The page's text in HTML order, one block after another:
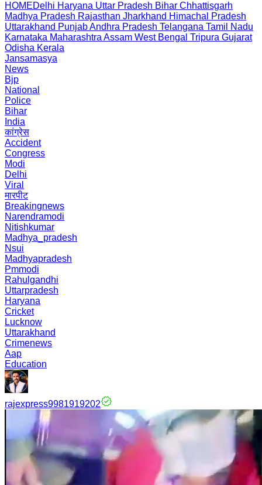
HOMEDelhi Haryana Uttar Pradesh Bihar Chhattisgarh
Madhya Pradesh Rajasthan Jharkhand Himachal Pradesh
Uttarakhand PunjabAndhra Pradesh Telangana Tamil Nadu
Karnataka Maharashtra Assam West Bengal Tripura Gujarat
Odisha Kerala
Jansamasya
News
Bjp
National
Police
Bihar
India
कांग्रेस
Accident
Congress
Modi
Delhi
Viral
मारपीट
Breakingnews
Narendramodi
Nitishkumar
Madhya_pradesh
Nsui
Madhyapradesh
Pmmodi
Rahulgandhi
Uttarpradesh
Haryana
Cricket
Lucknow
Uttarakhand
Crimenews
Aap
Education
rajexpress9981919202